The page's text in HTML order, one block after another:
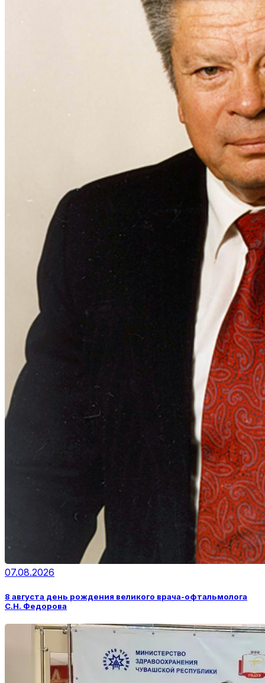
07.08.2026
8 августа день рождения великого врача-офтальмолога
С.Н. Федорова